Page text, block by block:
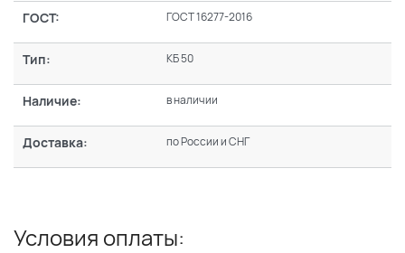
ГОСТ: ГОСТ 16277-2016
Тип: КБ 50
Наличие: в наличии
Доставка: по России и СНГ
Условия оплаты: